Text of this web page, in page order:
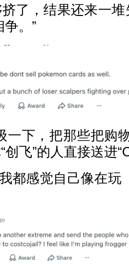
了，结果还来一
。”
一下，把那些把购
创飞”的人直接送进
都感觉自己像在玩